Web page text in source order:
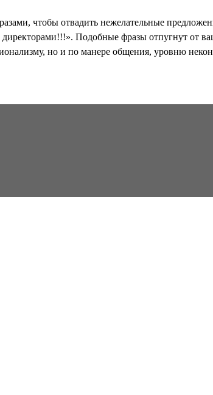
чтобы отвадить нежелательные
Подобные фразы отпугнут от
но и по манере общения, уровню